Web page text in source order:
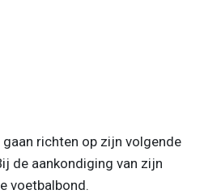
richten op zijn volgende
de aankondiging van zijn
voetbalbond.